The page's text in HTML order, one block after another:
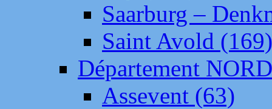
Saarburg –
Saint Avold (169)
Département NORD
Assevent (63)